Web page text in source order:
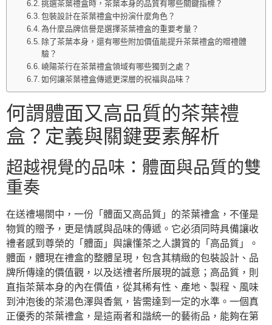
挑選茶葉禮盒時，茶葉本身的品質有哪些關鍵指標？
包裝設計在茶葉禮盒中扮演什麼角色？
為什麼品牌信譽是選擇茶葉禮盒的重要考量？
除了茶葉本身，還有哪些附加價值能提升茶葉禮盒的贈禮體
驗？
嶢陽茶行在茶葉禮盒領域有哪些獨到之處？
如何讓茶葉禮盒傳遞更深層的祝福與品味？
何謂體面又高品質的茶葉禮
盒？定義與關鍵要素解析
超越視覺的品味：體面與品質的雙
重奏
在送禮場閤中，一份「體面又高品質」的茶葉禮盒，不僅是
物質的贈予，更是情感與品味的傳遞。它必須同時具備讓收
禮者感到尊榮的「體面」與讓懂茶之人讚賞的「高品質」。
體面，體現在禮盒的整體呈現，包含其精緻的包裝設計、品
牌所傳達的價值觀，以及送禮者所展現的誠意；高品質，則
直指茶葉本身的內在價值，從其稀有性、產地、製程、風味
到沖泡後的茶湯色澤與香氣，皆需達到一定的水準。一個真
正優秀的茶葉禮盒，是這兩者和諧統一的藝術品，能夠在第